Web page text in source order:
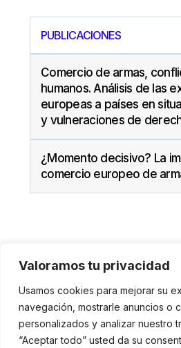
Valoramos tu privacidad
Usamos cookies para mejorar su
navegación, mostrarle anuncios o
personalizados y analizar nuestro
“Aceptar todo” usted da su
PUBLICACIONES
Comercio de armas,
humanos. Análisis de las
europeas a países en
y vulneraciones de
¿Momento decisivo? La
comercio europeo de
C. Avinyó 44, 2n | 08002
119 03 72|institut@idhc.org
© Institut de Drets Humans